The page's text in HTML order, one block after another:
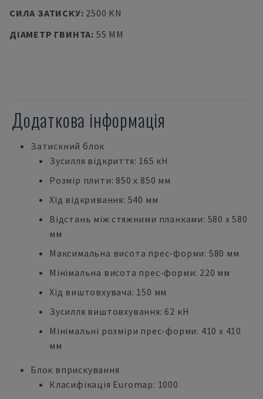
СИЛА ЗАТИСКУ: 2500 KN
ДІАМЕТР ГВИНТА: 55 MM
Додаткова інформація
Затискний блок
Зусилля відкриття: 165 кН
Розмір плити: 850 x 850 мм
Хід відкривання: 540 мм
Відстань між стяжними планками: 580 x 580
мм
Максимальна висота прес-форми: 580 мм
Мінімальна висота прес-форми: 220 мм
Хід виштовхувача: 150 мм
Зусилля виштовхування: 62 кН
Мінімальні розміри прес-форми: 410 x 410
мм
Блок вприскування
Класифікація Euromap: 1000